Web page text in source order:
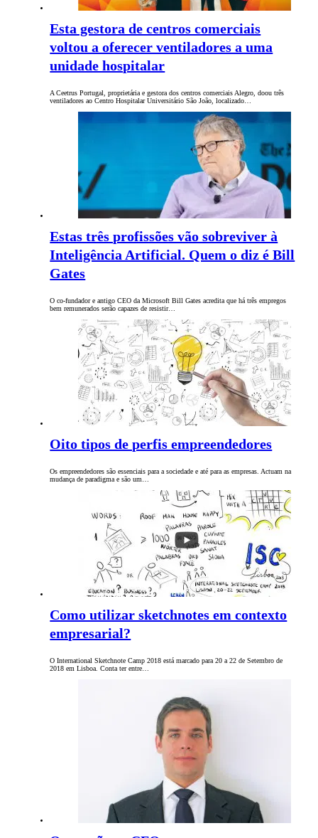
Esta gestora de centros comerciais
voltou a oferecer ventiladores a uma
unidade hospitalar
A Ceetrus Portugal, proprietária e gestora dos centros comerciais Alegro, doou três
ventiladores ao Centro Hospitalar Universitário São João, localizado…
Estas três profissões vão sobreviver à
Inteligência Artificial. Quem o diz é Bill
Gates
O co-fundador e antigo CEO da Microsoft Bill Gates acredita que há três empregos
bem remunerados serão capazes de resistir…
Oito tipos de perfis empreendedores
Os empreendedores são essenciais para a sociedade e até para as empresas. Actuam na
mudança de paradigma e são um…
Como utilizar sketchnotes em contexto
empresarial?
O International Sketchnote Camp 2018 está marcado para 20 a 22 de Setembro de
2018 em Lisboa. Conta ter entre…